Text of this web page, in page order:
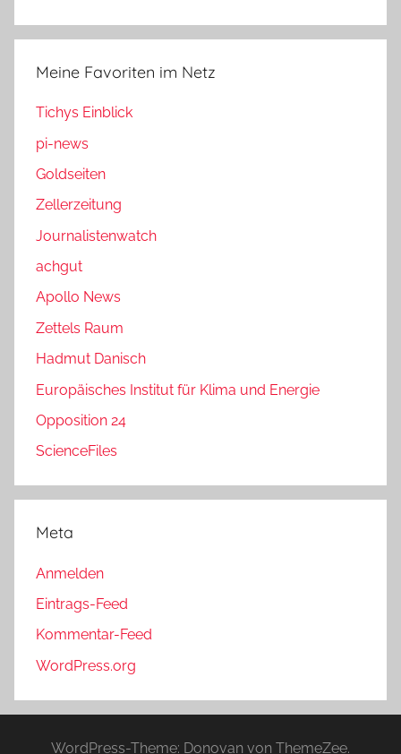
Meine Favoriten im Netz
Tichys Einblick
pi-news
Goldseiten
Zellerzeitung
Journalistenwatch
achgut
Apollo News
Zettels Raum
Hadmut Danisch
Europäisches Institut für Klima und Energie
Opposition 24
ScienceFiles
Meta
Anmelden
Eintrags-Feed
Kommentar-Feed
WordPress.org
WordPress-Theme: Donovan von ThemeZee.